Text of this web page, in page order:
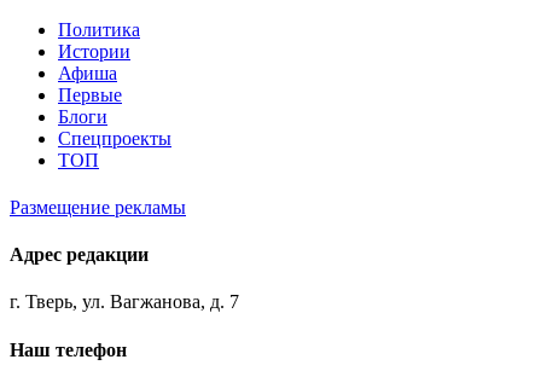
Политика
Истории
Афиша
Первые
Блоги
Спецпроекты
ТОП
Размещение рекламы
Адрес редакции
г. Тверь, ул. Вагжанова, д. 7
Наш телефон